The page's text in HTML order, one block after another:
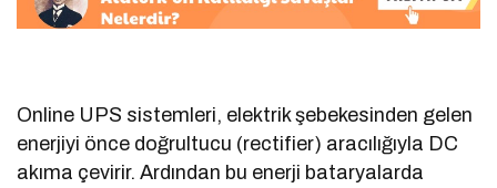
Online UPS sistemleri, elektrik şebekesinden gelen
enerjiyi önce doğrultucu (rectifier) aracılığıyla DC
akıma çevirir. Ardından bu enerji bataryalarda